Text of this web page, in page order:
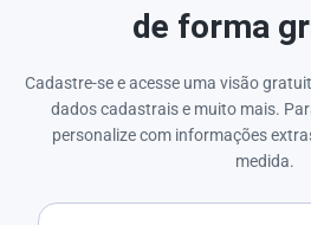
de forma
Cadastre-se e acesse uma visão
dados cadastrais e muito mais.
personalize com informações
medida.